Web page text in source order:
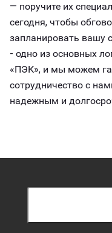
— поручите их
сегодня, чтобы
запланировать вашу
- одно из основных
«ПЭК», и мы можем
сотрудничество с
надежным и